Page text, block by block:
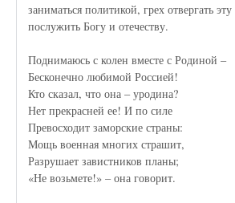
заниматься политикой, грех отвергать
послужить Богу и отечеству.
Поднимаюсь с колен вместе с Родиной –
Бесконечно любимой Россией!
Кто сказал, что она – уродина?
Нет прекрасней ее! И по силе
Превосходит заморские страны:
Мощь военная многих страшит,
Разрушает завистников планы;
«Не возьмете!» – она говорит.